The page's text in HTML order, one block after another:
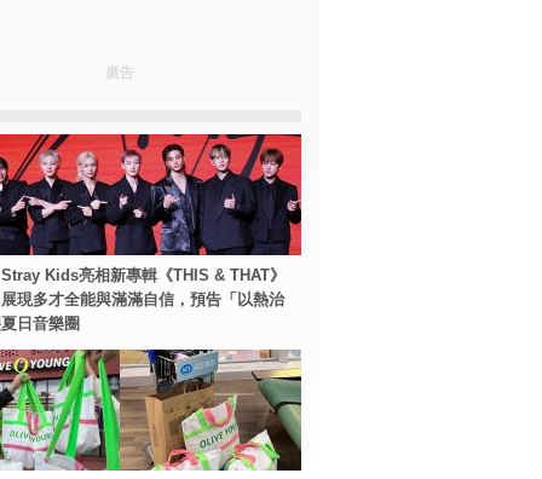
廣告
Kids亮相新專輯《THIS & THAT》
現多才全能與滿滿自信，預告「以熱治
日音樂圈